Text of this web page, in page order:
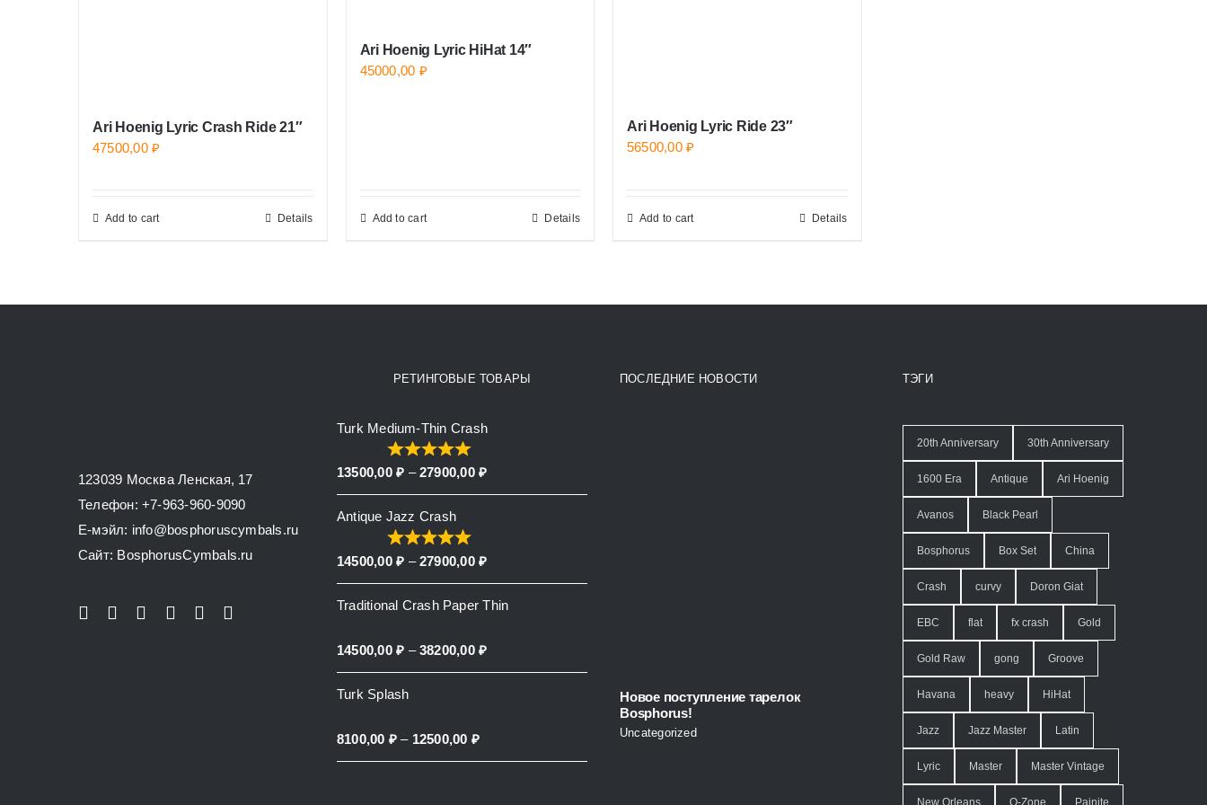
Ari Hoenig Lyric Crash Ride 21″
47500,00₽
Add to cart Details
Ari Hoenig Lyric HiHat 14″
45000,00 ₽
Add to cart Details
Ari Hoenig Lyric Ride 23″
56500,00₽
Add to cart Details
123039 Москва Ленская, 17
Телефон: +7-963-960-9090
E-мэйл: info@bosphoruscymbals.ru
Сайт: BosphorusСymbals.ru
РЕТИНГОВЫЕ ТОВАРЫ
Turk Medium-Thin Crash
13500,00₽ – 27900,00 ₽Price
range:
Antique Jazz Crash
14500,00₽ – 27900,00 ₽Price
range:
14500,00 ₽
Traditional Crash Paper Thin
14500,00₽ – 38200,00 ₽Price
range:
Turk Splash
8100,00 ₽ – 12500,00 ₽Price
range:
ПОСЛЕДНИЕ НОВОСТИ
Новое поступление тарелок
Bosphorus!
Uncategorized
ТЭГИ
20th Anniversary 30th Anniversary
1600 Era Antique Ari Hoenig
Avanos Black Pearl
Bosphorus Box Set China
Crash curvy Doron Giat
EBC flat fx crash Gold
Gold Raw gong Groove
Havana heavy HiHat
Jazz Jazz Master Latin
Lyric Master Master Vintage
New Orleans O-Zone Painite